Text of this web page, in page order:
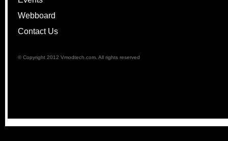
Webboard
Contact Us
© Copyright 2012 Vmodtech.com. All rights reserved